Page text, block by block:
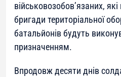
військовозобов’язаних,
бригади територіальної
батальйонів будуть
призначенням.
Впродовж десяти днів